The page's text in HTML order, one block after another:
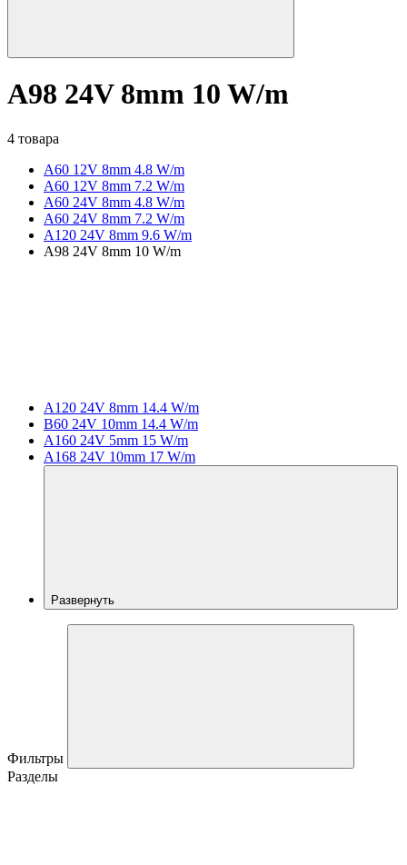
A98 24V 8mm 10 W/m
4 товара
A60 12V 8mm 4.8 W/m
A60 12V 8mm 7.2 W/m
A60 24V 8mm 4.8 W/m
A60 24V 8mm 7.2 W/m
A120 24V 8mm 9.6 W/m
A98 24V 8mm 10 W/m
A120 24V 8mm 14.4 W/m
B60 24V 10mm 14.4 W/m
A160 24V 5mm 15 W/m
A168 24V 10mm 17 W/m
Развернуть
Фильтры
Разделы